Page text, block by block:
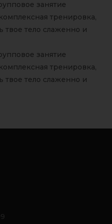
занятие
тренировка,
твое тело слаженно и
занятие
тренировка,
твое тело слаженно и